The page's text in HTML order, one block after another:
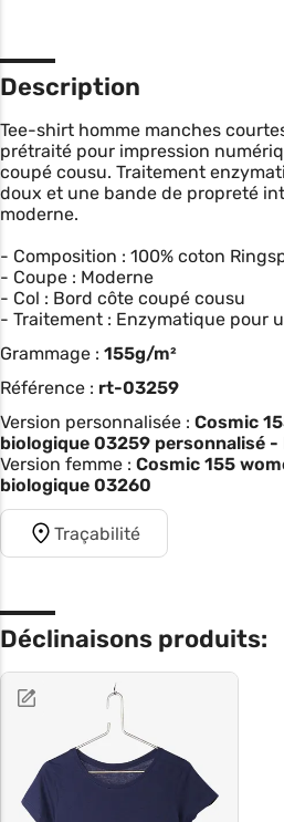
Description
Tee-shirt homme manches
prétraité pour impression
coupé cousu. Traitement
doux et une bande de propreté
moderne.
- Composition : 100% coton
- Coupe : Moderne
- Col : Bord côte coupé cousu
- Traitement : Enzymatique pour
Grammage : 155g/m²
Référence : rt-03259
Version personnalisée : Cosmic
biologique 03259 personnalisé -
Version femme : Cosmic 155
biologique 03260
Traçabilité
Déclinaisons produits: